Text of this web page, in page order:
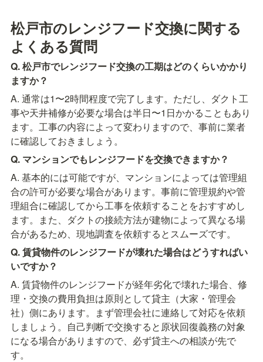
松戸市のレンジフード交換に関する
よくある質問
Q. 松戸市でレンジフード交換の工期はどのくらいかかり
ますか？
A. 通常は1〜2時間程度で完了します。ただし、ダクト工
事や天井補修が必要な場合は半日〜1日かかることもあり
ます。工事の内容によって変わりますので、事前に業者
に確認しておきましょう。
Q. マンションでもレンジフードを交換できますか？
A. 基本的には可能ですが、マンションによっては管理組
合の許可が必要な場合があります。事前に管理規約や管
理組合に確認してから工事を依頼することをおすすめし
ます。また、ダクトの接続方法が建物によって異なる場
合があるため、現地調査を依頼するとスムーズです。
Q. 賃貸物件のレンジフードが壊れた場合はどうすればい
いですか？
A. 賃貸物件のレンジフードが経年劣化で壊れた場合、修
理・交換の費用負担は原則として貸主（大家・管理会
社）側にあります。まず管理会社に連絡して対応を依頼
しましょう。自己判断で交換すると原状回復義務の対象
になる場合がありますので、必ず貸主への相談が先で
す。